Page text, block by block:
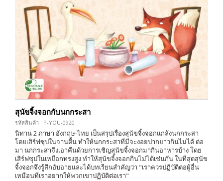
สุนัขจิ้งจอกกับนกกระสา
รหัสสินค้า : P-YOU-0920
นิทาน 2 ภาษา อังกฤษ-ไทย เป็นสรุปเรื่องสุนัขจิ้งจอกแกล้งนกกระสา
โดยเสิร์ฟซุปในจานตื้น ทำให้นกกระสาที่มีจะงอยปากยาวกินไม่ได้ ต่อ
มา นกกระสาจึงเอาคืนด้วยการเชิญสุนัขจิ้งจอกมากินอาหารบ้าง โดย
เสิร์ฟซุปในเหยือกทรงสูง ทำให้สุนัขจิ้งจอกกินไม่ได้เช่นกัน ในที่สุดสุนัข
จิ้งจอกจึงรู้สึกอับอายและได้บทเรียนสำคัญว่า "เราควรปฏิบัติต่อผู้อื่น
เหมือนที่เราอยากให้พวกเขาปฏิบัติต่อเรา"